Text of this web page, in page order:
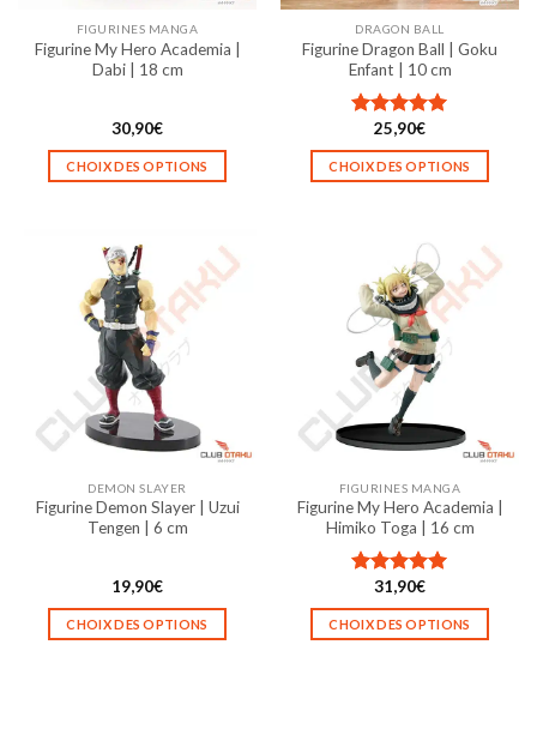
page
du
la
page
du
FIGURINES MANGA
Figurine My Hero Academia |
Dabi | 18 cm
30,90€
CHOIX DES OPTIONS
a
plusieurs
variations.
Les
options
peuvent
être
choisies
sur
page
du
DRAGON BALL
Figurine Dragon Ball | Goku
Enfant | 10 cm
Note5.00
sur 5
25,90€
CHOIX DES OPTIONS
plusieurs
variations.
Les
options
peuvent
être
choisies
sur
page
DEMON SLAYER
Figurine Demon Slayer | Uzui
Tengen | 6 cm
19,90€
CHOIX DES OPTIONS
FIGURINES MANGA
Figurine My Hero Academia |
Himiko Toga | 16 cm
Note5.00
sur 5
31,90€
CHOIX DES OPTIONS